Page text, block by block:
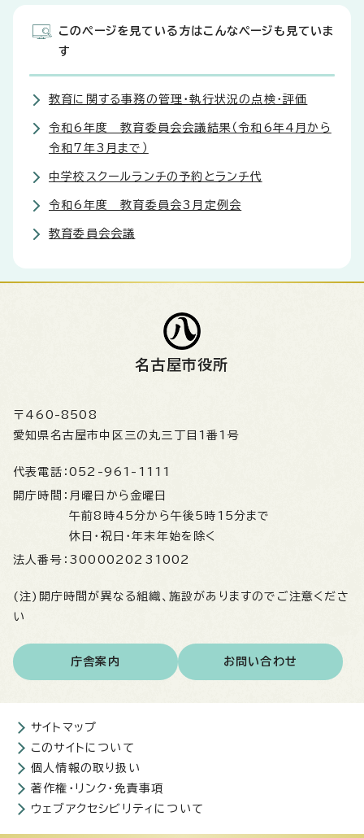
このページを見ている方はこんなページも見ていま
す
教育に関する事務の管理・執行状況の点検・評価
令和6年度 教育委員会会議結果（令和6年4月から
令和7年3月まで）
中学校スクールランチの予約とランチ代
令和6年度 教育委員会3月定例会
教育委員会会議
名古屋市役所
〒460-8508
愛知県名古屋市中区三の丸三丁目1番1号
代表電話： 052-961-1111
開庁時間： 月曜日から金曜日
午前8時45分から午後5時15分まで
休日・祝日・年末年始を除く
法人番号： 3000020231002
(注)開庁時間が異なる組織、施設がありますのでご注意くださ
い
庁舎案内 お問い合わせ
サイトマップ
このサイトについて
個人情報の取り扱い
著作権・リンク・免責事項
ウェブアクセシビリティについて